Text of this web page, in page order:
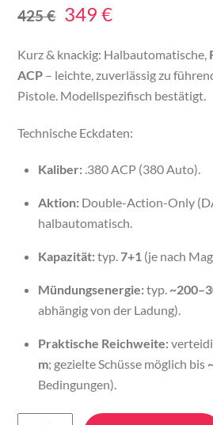
425€ Original
was:
425 €.
349€Current
is:
349 €.
Kurz & knackig: Halbautomatische,
ACP – leichte, zuverlässig zu
Pistole. Modellspezifisch bestätigt.
Technische Eckdaten:
Kaliber: .380 ACP (380 Auto).
Aktion: Double-Action-Only
halbautomatisch.
Kapazität:typ.7+1 (je nach
Mündungsenergie:typ.
abhängig von der Ladung).
Praktische Reichweite:
m; gezielte Schüsse möglich bis
Bedingungen).